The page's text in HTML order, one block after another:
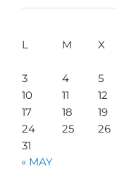
L
M X
3
4 5
10
11 12
17
18 19
24
25 26
31
« MAY